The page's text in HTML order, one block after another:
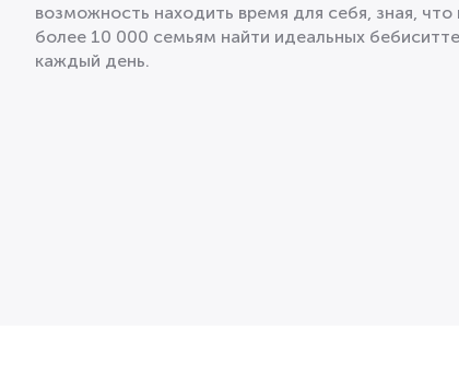
возможность находить время для себя, зная,
более 10 000 семьям найти идеальных
каждый день.